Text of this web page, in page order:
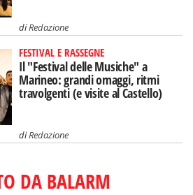
diRedazione
FESTIVAL E RASSEGNE
Il "Festival delle Musiche" a
Marineo: grandi omaggi, ritmi
travolgenti (e visite al Castello)
diRedazione
DA BALARM